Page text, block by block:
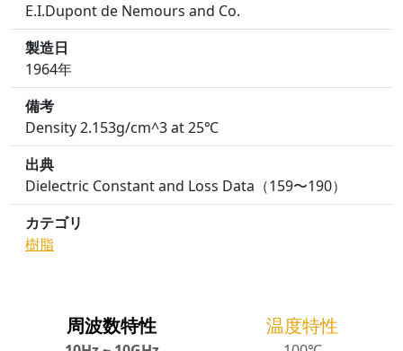
E.I.Dupont de Nemours and Co.
製造日
1964年
備考
Density 2.153g/cm^3 at 25℃
出典
Dielectric Constant and Loss Data（159〜190）
カテゴリ
樹脂
周波数特性 温度特性